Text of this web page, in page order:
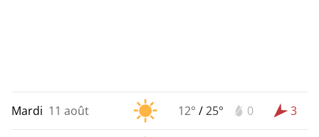
Mardi 11 août 12° /25° 0 3